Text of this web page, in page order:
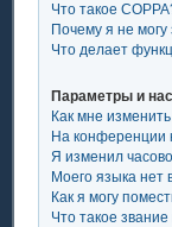
Что такое
Почему я не могу
Что делает
Параметры и
Как мне
На конференции
Я изменил
Моего языка нет
Как я могу
Что такое звание